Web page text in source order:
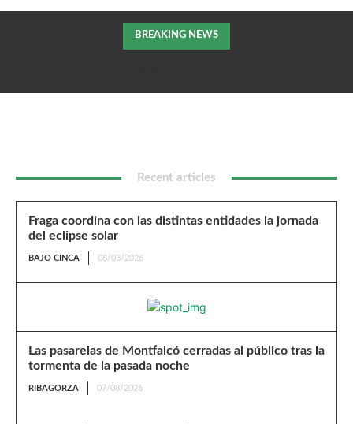
BREAKING NEWS
Recent articles
Fraga coordina con las distintas entidades la jornada
del eclipse solar
BAJO CINCA 08/08/2026
Las pasarelas de Montfalcó cerradas al público tras la
tormenta de la pasada noche
RIBAGORZA 07/08/2026